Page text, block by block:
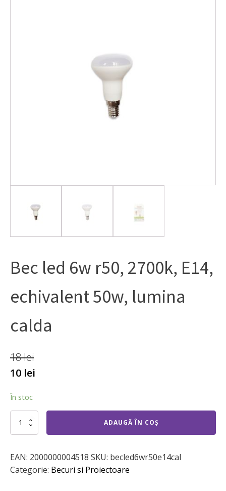
Bec led 6w r50, 2700k, E14,
echivalent 50w, lumina
calda
18lei
10 lei
În stoc
Cantitate
r50,
2700k,
ADAUGĂ ÎN COȘ
EAN: 2000000004518 SKU: becled6wr50e14cal
Categorie: Becuri si Proiectoare